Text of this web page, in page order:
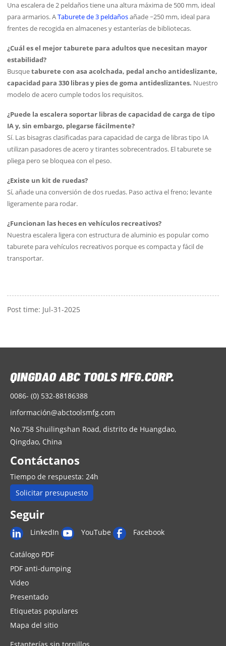
Una escalera de 2 peldaños tiene una altura máxima de 500 mm, ideal
para armarios. ATaburete de 3 peldañosañade ~250 mm, ideal para
frentes de recogida en almacenes y estanterías de bibliotecas.
¿Cuál es el mejor taburete para adultos que necesitan mayor
estabilidad?
Busquetaburete con asa acolchada, pedal ancho antideslizante,
capacidad para 330 libras y pies de goma antideslizantes. Nuestro
modelo de acero cumple todos los requisitos.
¿Puede la escalera soportar libras de capacidad de carga de tipo
IA y, sin embargo, plegarse fácilmente?
Sí. Las bisagras clasificadas para capacidad de carga de libras tipo IA
utilizan pasadores de acero y tirantes sobrecentrados. El taburete se
pliega pero se bloquea con el peso.
¿Existe un kit de ruedas?
Sí, añade una conversión de dos ruedas. Paso activa el freno; levante
ligeramente para rodar.
¿Funcionan las heces en vehículos recreativos?
Nuestra escalera ligera con estructura de aluminio es popular como
taburete para vehículos recreativos porque es compacta y fácil de
transportar.
Post time: Jul-31-2025
0086- (0) 532-88186388
información@abctoolsmfg.com
No.758 Shuilingshan Road, distrito de Huangdao,
Qingdao, China
Contáctanos
Tiempo de respuesta: 24h
Solicitar presupuesto
Seguir
LinkedIn YouTube Facebook
Catálogo PDF
PDF anti-dumping
Video
Presentado
Etiquetas populares
Mapa del sitio